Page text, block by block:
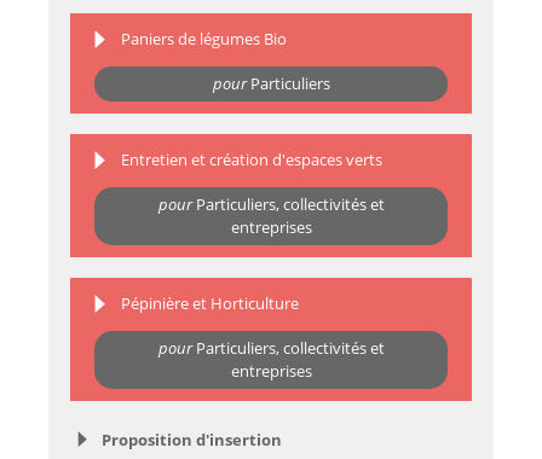
Paniers de légumes Bio
pourParticuliers
Entretien et création d'espaces verts
pourParticuliers, collectivités et
entreprises
Pépinière et Horticulture
pourParticuliers, collectivités et
entreprises
Proposition d'insertion